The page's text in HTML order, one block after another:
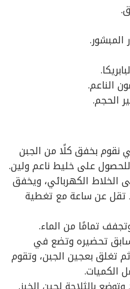
الناعم.
الحجم.
نقوم بخفق كلًا من الجبن
للحصول على خليط ناعم ولين.
الخلاط الكهربائي، ويخفق
تقل عن ساعة مع تغطية
تمامًا من الماء.
تحضيره وتضع في
تغلق بعجين الجبن، وتقوم
الكميات.